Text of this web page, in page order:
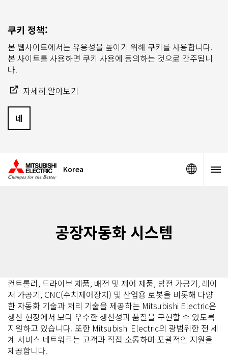
쿠키 정책:
본 웹사이트에서는 유용성을 높이기 위해 쿠키를 사용합니다.
본 사이트를 사용하면 쿠키 사용에 동의하는 것으로 간주됩니
다.
자세히 알아보기
네
Korea
공장자동화 시스템
컨트롤러, 드라이브 제품, 배전 및 제어 제품, 방전 가공기, 레이
저 가공기, CNC(수치제어장치) 및 산업용 로봇을 비롯해 다양
한 자동화 기술과 처리 기술을 제공하는 Mitsubishi Electric은
생산 현장에서 보다 우수한 생산성과 품질을 구현할 수 있도록
지원하고 있습니다. 또한 Mitsubishi Electric의 광범위한 전 세
계 서비스 네트워크는 고객과 직접 소통하며 포괄적인 지원을
제공합니다.